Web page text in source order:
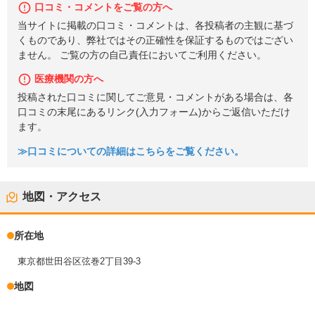
口コミ・コメントをご覧の方へ
当サイトに掲載の口コミ・コメントは、各投稿者の主観に基づ
くものであり、弊社ではその正確性を保証するものではござい
ません。 ご覧の方の自己責任においてご利用ください。
医療機関の方へ
投稿された口コミに関してご意見・コメントがある場合は、各
口コミの末尾にあるリンク(入力フォーム)からご返信いただけ
ます。
≫口コミについての詳細はこちらをご覧ください。
地図・アクセス
所在地
東京都世田谷区弦巻2丁目39-3
地図